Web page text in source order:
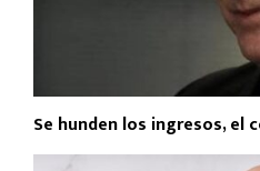
Se hunden los ingresos, el